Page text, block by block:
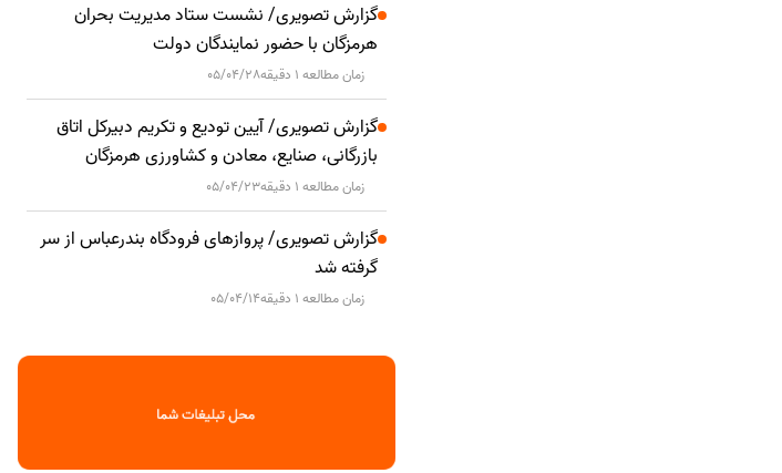
گزارش تصویری/ نشست ستاد مدیریت بحران
هرمزگان با حضور نمایندگان دولت
زمان مطالعه 1 دقیقه 05/04/28
گزارش تصویری/ آیین تودیع و تکریم دبیرکل اتاق
بازرگانی، صنایع، معادن و کشاورزی هرمزگان
زمان مطالعه 1 دقیقه 05/04/23
گزارش تصویری/ پروازهای فرودگاه بندرعباس از سر
گرفته شد
زمان مطالعه 1 دقیقه 05/04/14